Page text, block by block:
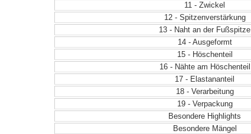
11 - Zwickel
12 - Spitzenverstärkung
13 - Naht an der Fußspitze
14 - Ausgeformt
15 - Höschenteil
16 - Nähte am Höschenteil
17 - Elastananteil
18 - Verarbeitung
19 - Verpackung
Besondere Highlights
Besondere Mängel